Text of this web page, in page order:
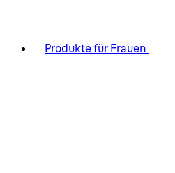
Produkte für Frauen